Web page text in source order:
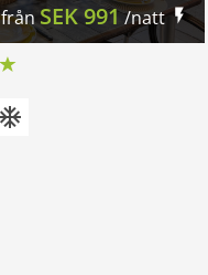
frånSEK991/natt